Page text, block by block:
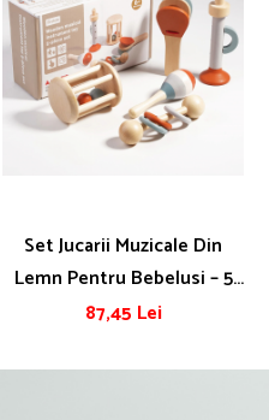
Set Jucarii Muzicale Din
Lemn Pentru Bebelusi – 5
Piese Educative Pentru
87,45 Lei